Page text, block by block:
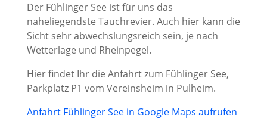
Der Fühlinger See ist für uns das
naheliegendste Tauchrevier. Auch hier kann die
Sicht sehr abwechslungsreich sein, je nach
Wetterlage und Rheinpegel.
Hier findet Ihr die Anfahrt zum Fühlinger See,
Parkplatz P1 vom Vereinsheim in Pulheim.
Anfahrt Fühlinger See in Google Maps aufrufen